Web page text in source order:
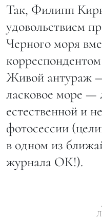
Так, Филипп
удовольствием
Черного моря
Живой антураж
ласковое море
естественной и
фотосессии
в одном из
журнала ОК!).